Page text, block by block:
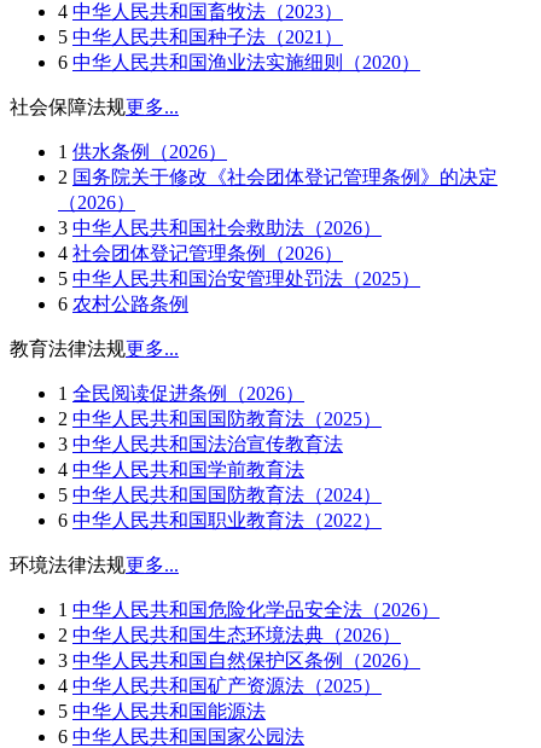
4 中华人民共和国畜牧法（2023）
5 中华人民共和国种子法（2021）
6 中华人民共和国渔业法实施细则（2020）
社会保障法规更多...
1 供水条例（2026）
2 国务院关于修改《社会团体登记管理条例》的决定
（2026）
3 中华人民共和国社会救助法（2026）
4 社会团体登记管理条例（2026）
5 中华人民共和国治安管理处罚法（2025）
6 农村公路条例
教育法律法规更多...
1 全民阅读促进条例（2026）
2 中华人民共和国国防教育法（2025）
3 中华人民共和国法治宣传教育法
4 中华人民共和国学前教育法
5 中华人民共和国国防教育法（2024）
6 中华人民共和国职业教育法（2022）
环境法律法规更多...
1 中华人民共和国危险化学品安全法（2026）
2 中华人民共和国生态环境法典（2026）
3 中华人民共和国自然保护区条例（2026）
4 中华人民共和国矿产资源法（2025）
5 中华人民共和国能源法
6 中华人民共和国国家公园法